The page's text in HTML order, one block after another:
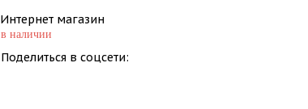
Интернет магазин
в наличии
Поделиться в соцсети: